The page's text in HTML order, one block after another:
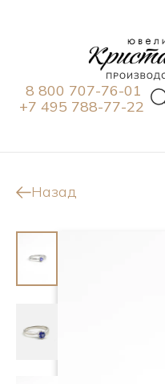
8 800 707-76-01
+7 495 788-77-22
Назад